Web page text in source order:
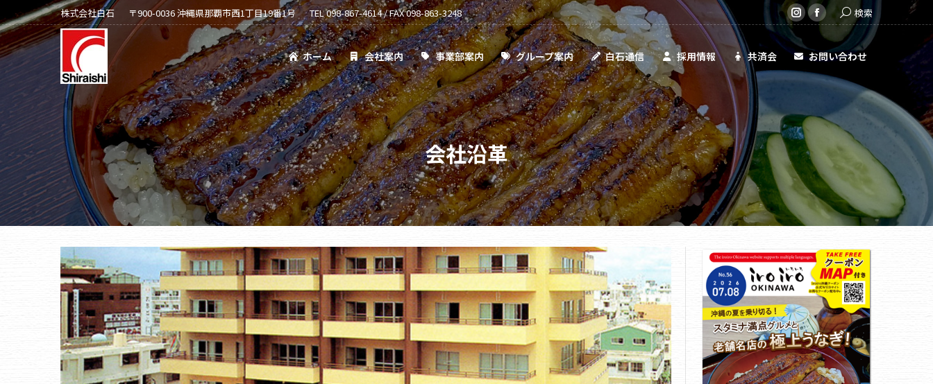
株式会社白石 〒900-0036 沖縄県那覇市西1丁目19番1号 TEL 098-867-4614 / FAX 098-863-3248
Instagram
page
opens
in
window
Facebook
page
opens
in
window
Search:
検索
ホーム 会社案内 事業部案内 グループ案内 白石通信 採用情報 共済会 お問い合わせ
会社沿革
ホーム 会社案内 事業部案内 グループ案内 白石通信 採用情報 共済会 お問い合わせ